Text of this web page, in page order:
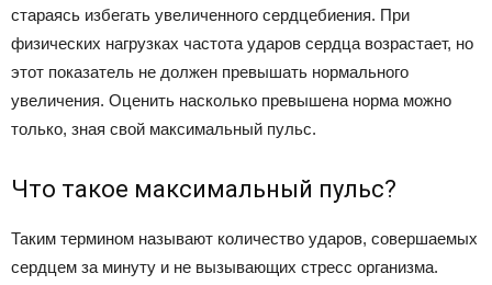
стараясь избегать увеличенного сердцебиения. При
физических нагрузках частота ударов сердца возрастает, но
этот показатель не должен превышать нормального
увеличения. Оценить насколько превышена норма можно
только, зная свой максимальный пульс.
Что такое максимальный пульс?
Таким термином называют количество ударов, совершаемых
сердцем за минуту и не вызывающих стресс организма.